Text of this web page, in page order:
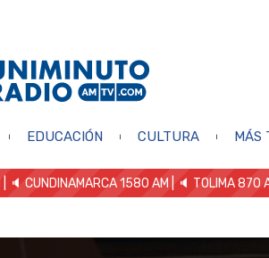
EDUCACIÓN CULTURA MÁS
| 🔈 CUNDINAMARCA 1580 AM | 🔈 TOLIMA 870